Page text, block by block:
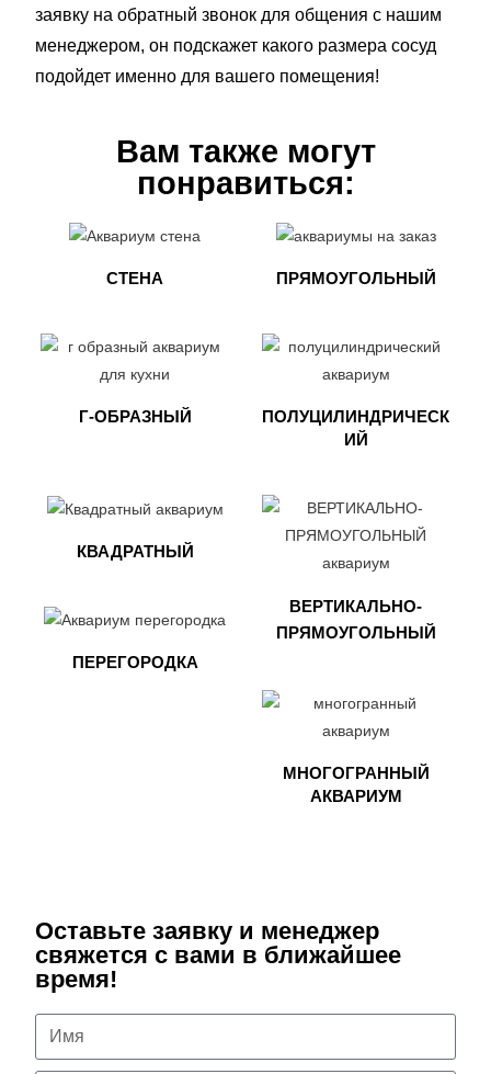
заявку на обратный звонок для общения с нашим
менеджером, он подскажет какого размера сосуд
подойдет именно для вашего помещения!
Вам также могут
понравиться:
СТЕНА
Г-ОБРАЗНЫЙ
ПРЯМОУГОЛЬНЫЙ
ПОЛУЦИЛИНДРИЧЕСК
ИЙ
КВАДРАТНЫЙ
ПЕРЕГОРОДКА
ВЕРТИКАЛЬНО-
ПРЯМОУГОЛЬНЫЙ
МНОГОГРАННЫЙ
АКВАРИУМ
Оставьте заявку и менеджер
свяжется с вами в ближайшее
время!